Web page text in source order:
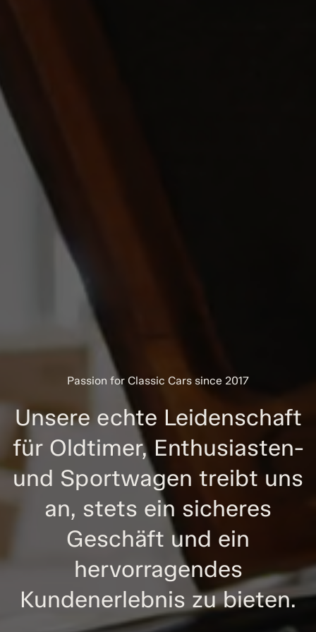
Passion for Classic Cars since 2017
Unsere echte Leidenschaft
für Oldtimer, Enthusiasten-
und Sportwagen treibt uns
an, stets ein sicheres
Geschäft und ein
hervorragendes
Kundenerlebnis zu bieten.